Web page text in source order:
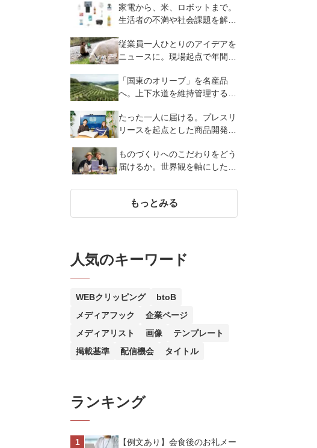
家電から、米、ロボットまで。
生活者の不満や社会課題を解決
スオーヤマ株式会社
従業員一人ひとりのアイデアを
ニュースに。現場起点で年間
会社温泉道場
「国東のオリーブ」を名産品
へ。上下水道を維持管理する会
｜キュウセツAQUA株式会社・
国東クリーブガーデン
たった一人に届ける。プレスリ
リースを起点とした商品開発と
ものづくりへのこだわりをどう
届けるか。世界観を軸にした広
ラペコラボ株式会社
もっとみる
人気のキーワード
WEBクリッピング
btoB
メディアフック
企業ページ
メディアリスト
画像
テンプレート
掲載基準
配信機会 タイトル
ランキング
【例文あり】会食後のお礼メー